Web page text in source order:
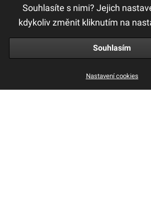
Ochrana osobních údajů
Obchodní a reklamační podmínky
Souhlasíte s nimi? Jejich
kdykoliv změnit kliknutím na
Souhlasím
Nastavení cookies